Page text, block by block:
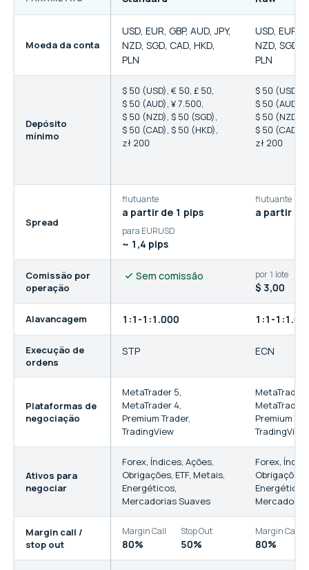
Moeda da conta
USD, EUR, GBP, AUD, JPY,
NZD, SGD, CAD, HKD,
PLN
USD, EUR,
NZD, SGD,
PLN
Depósito
mínimo
$ 50 (USD), € 50, £ 50,
$ 50 (AUD), ¥ 7.500,
$ 50 (NZD), $ 50 (SGD),
$ 50 (CAD), $ 50 (HKD),
zł 200
$ 50 (USD)
$ 50 (AUD)
$ 50 (NZD)
$ 50 (CAD)
zł 200
Spread
flutuante
a partir de 1 pips
para EURUSD
~ 1,4 pips
flutuante
a partir de
Comissão por
operação
Sem comissão por 1 lote
$ 3,00
Alavancagem 1:1-1:1.000 1:1-
Execução de
ordens
STP ECN
Plataformas de
negociação
MetaTrader 5,
MetaTrader 4,
Premium Trader,
TradingView
MetaTrader
MetaTrader
Premium
TradingView
Ativos para
negociar
Forex, Índices, Ações,
Obrigações, ETF, Metais,
Energéticos,
Mercadorias Suaves
Forex,
Obrigações
Energéticos
Margin call /
stop out
Margin Call
80%
Stop Out
50%
Margin Call
80%